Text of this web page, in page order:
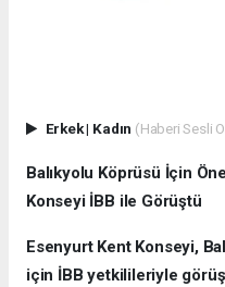
Erkek| Kadın (Haberi Sesli
Balıkyolu Köprüsü İçin
Konseyi İBB ile Görüştü
Esenyurt Kent Konseyi,
için İBB yetkilileriyle